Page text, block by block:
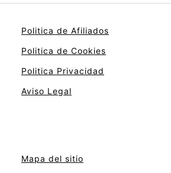
Politica de Afiliados
Politica de Cookies
Politica Privacidad
Aviso Legal
Mapa del sitio